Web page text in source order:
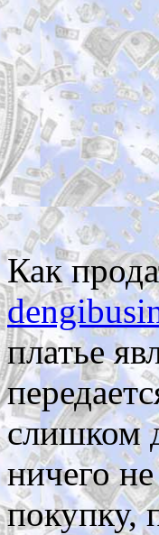
Как
платье
слишком
ничего
покупку,